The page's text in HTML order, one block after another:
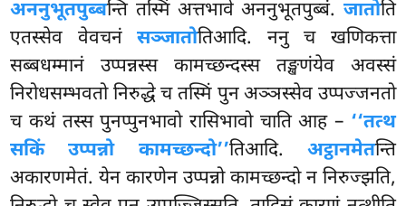
अननुभूतपुब्बन्ति तस्मिं अत्तभावे अननुभूतपुब्बं. जातोति
एतस्सेव वेवचनंसञ्जातोतिआदि. ननु च खणिकत्ता
सब्बधम्मानं उप्पन्नस्स कामच्छन्दस्स तङ्खणंयेव अवस्सं
निरोधसम्भवतो निरुद्धे च तस्मिं पुन अञ्ञस्सेव उप्पज्जनतो
च कथं तस्स पुनप्पुनभावो रासिभावो चाति आह – ‘‘तत्थ
सकिं उप्पन्नो कामच्छन्दो’’तिआदि. अट्ठानमेतन्ति
अकारणमेतं. येन कारणेन उप्पन्नो कामच्छन्दो न निरुज्झति,